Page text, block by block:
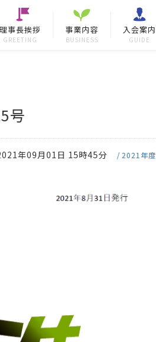
理事長挨拶
GREETING
事業内容
BUSINESS
入会案内
GUIDE
号
年09月01日 15時45分 2021年度